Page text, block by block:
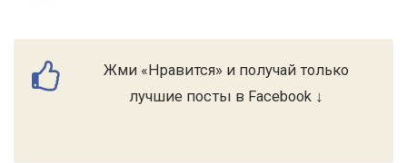
Жми «Нравится» и получай только
лучшие посты в Facebook ↓